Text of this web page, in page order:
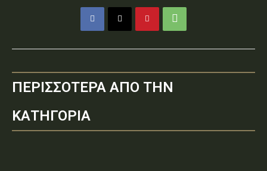
ΠΕΡΙΣΣΟΤΕΡΑ ΑΠΟ ΤΗΝ
ΚΑΤΗΓΟΡΙΑ